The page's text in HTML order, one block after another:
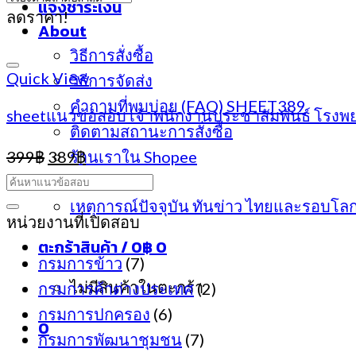
แจ้งชำระเงิน
About
วิธีการสั่งซื้อ
วิธีการจัดส่ง
คำถามที่พบบ่อย (FAQ) SHEET389
ติดตามสถานะการสั่งซื้อ
ร้านเราใน Shopee
ประกาศสอบ
เหตุการณ์ปัจจุบัน ทันข่าว ไทยและรอบโล
ตะกร้าสินค้า /0฿0
ไม่มีสินค้าในตะกร้า
0
ลดราคา!
Quick View
sheetแนวข้อสอบ เจ้าพนักงานประชาสัมพันธ์ โรง
399฿ Original
price
was:
399฿.
389฿Current
price
is:
389฿.
หน่วยงานที่เปิดสอบ
กรมการข้าว (7)
กรมการค้าต่างประเทศ(2)
กรมการปกครอง (6)
กรมการพัฒนาชุมชน (7)